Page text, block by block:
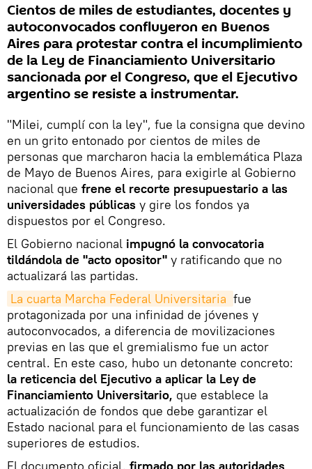
Cientos de miles de estudiantes, docentes y
autoconvocados confluyeron en Buenos
Aires para protestar contra el incumplimiento
de la Ley de Financiamiento Universitario
sancionada por el Congreso, que el Ejecutivo
argentino se resiste a instrumentar.
"Milei, cumplí con la ley", fue la consigna que devino
en un grito entonado por cientos de miles de
personas que marcharon hacia la emblemática Plaza
de Mayo de Buenos Aires, para exigirle al Gobierno
nacional que frene el recorte presupuestario a las
universidades públicas y gire los fondos ya
dispuestos por el Congreso.
El Gobierno nacional impugnó la convocatoria
tildándola de "acto opositor" y ratificando que no
actualizará las partidas.
La cuarta Marcha Federal Universitaria fue
protagonizada por una infinidad de jóvenes y
autoconvocados, a diferencia de movilizaciones
previas en las que el gremialismo fue un actor
central. En este caso, hubo un detonante concreto:
la reticencia del Ejecutivo a aplicar la Ley de
Financiamiento Universitario, que establece la
actualización de fondos que debe garantizar el
Estado nacional para el funcionamiento de las casas
superiores de estudios.